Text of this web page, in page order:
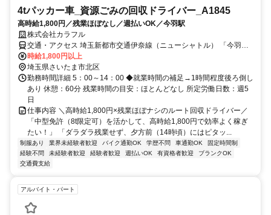
4tパッカー車_資源ごみの回収ドライバー_A1845
高時給1,800円／残業ほぼなし／週払いOK／今羽駅
株式会社カラフル
交通・アクセス 埼玉新都市交通伊奈線（ニューシャトル） 「今羽
駅」 より徒歩12分（駅より約950m）
時給1,800円以上
埼玉県さいたま市北区
勤務時間詳細 5：00～14：00 ◆就業時間の補足→1時間程度後ろ倒し
あり 休憩：60分 残業時間の目安：ほとんどなし 所定労働日数：週5
日
仕事内容 ＼高時給1,800円×残業ほぼナシのルート回収ドライバー／
「中型免許（8t限定可）を活かして、高時給1,800円で効率よく稼ぎ
たい！」 「ダラダラ残業せず、夕方前（14時頃）にはピタッ...
制服あり 業界未経験者歓迎 バイク通勤OK 学歴不問 車通勤OK
固定時間制
経験不問
未経験者歓迎 経験者歓迎 週払いOK 有資格者歓迎
ブランクOK
交通費支給
アルバイト・パート